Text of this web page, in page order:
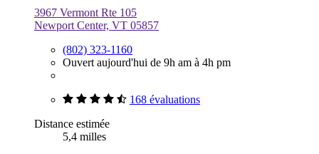
3967 Vermont Rte 105
Newport Center, VT 05857
(802) 323-1160
Ouvert aujourd'hui de 9h am à 4h pm
168 évaluations
Distance estimée
5,4 milles